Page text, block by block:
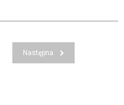
Następna